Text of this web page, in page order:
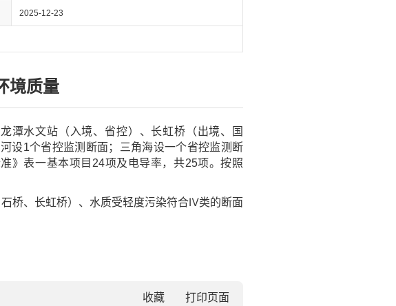
2025-12-23
境质量
潭水文站（入境、省控）、长虹桥（出境、国
设1个省控监测断面；三角海设一个省控监测断
》表一基本项目24项及电导率，共25项。按照
桥、长虹桥）、水质受轻度污染符合Ⅳ类的断面
收藏